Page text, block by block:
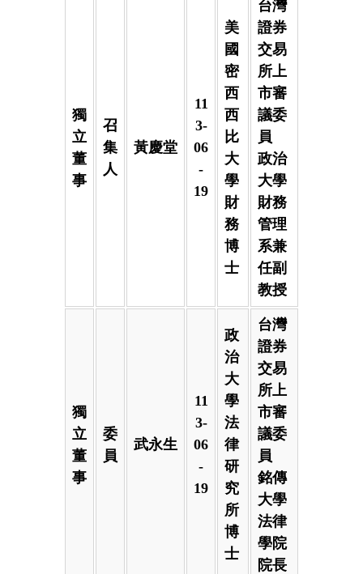
獨
立
董
事
召
集
人
黃慶堂
11
3-
06
-
19
美
國
密
西
西
比
大
學
財
務
博
士
台灣
證券
交易
所上
市審
議委
員
政治
大學
財務
管理
系兼
任副
教授
獨
立
董
事
委
員
武永生
11
3-
06
-
19
政
治
大
學
法
律
研
究
所
博
士
台灣
證券
交易
所上
市審
議委
員
銘傳
大學
法律
學院
院長